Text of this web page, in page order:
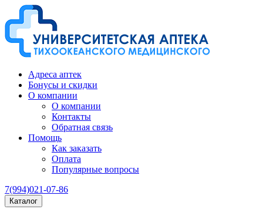
Адреса аптек
Бонусы и скидки
О компании
О компании
Контакты
Обратная связь
Помощь
Как заказать
Оплата
Популярные вопросы
7(994)021-07-86
Каталог